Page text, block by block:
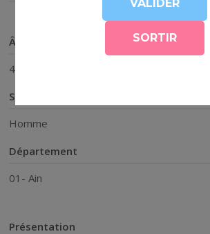
Âge
45
Sexe
Homme
Département
01- Ain
Présentation